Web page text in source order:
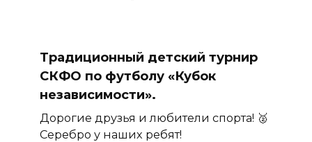
Традиционный детский турнир
СКФО по футболу «Кубок
независимости».
Дорогие друзья и любители спорта! 🥈
Серебро у наших ребят!